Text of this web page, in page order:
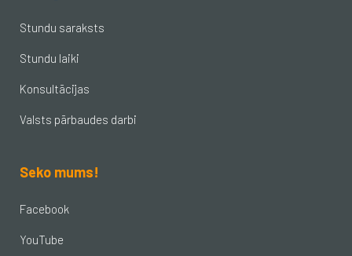
Stundu saraksts
Stundu laiki
Konsultācijas
Valsts pārbaudes darbi
Seko mums!
Facebook
YouTube